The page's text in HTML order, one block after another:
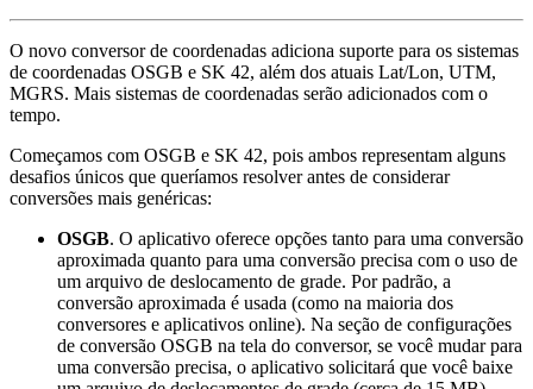
O novo conversor de coordenadas adiciona suporte para os sistemas
de coordenadas OSGB e SK 42, além dos atuais Lat/Lon, UTM,
MGRS. Mais sistemas de coordenadas serão adicionados com o
tempo.
Começamos com OSGB e SK 42, pois ambos representam alguns
desafios únicos que queríamos resolver antes de considerar
conversões mais genéricas:
OSGB. O aplicativo oferece opções tanto para uma conversão
aproximada quanto para uma conversão precisa com o uso de
um arquivo de deslocamento de grade. Por padrão, a
conversão aproximada é usada (como na maioria dos
conversores e aplicativos online). Na seção de configurações
de conversão OSGB na tela do conversor, se você mudar para
uma conversão precisa, o aplicativo solicitará que você baixe